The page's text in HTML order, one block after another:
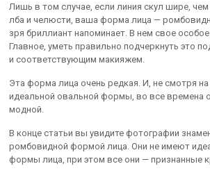
Лишь в том случае, если линия скул шире,
лба и челюсти, ваша форма лица —
зря бриллиант напоминает. В нем свое
Главное, уметь правильно подчеркнуть это
и соответствующим макияжем.
Эта форма лица очень редкая. И, не смотря
идеальной овальной формы, во все времена
модной.
В конце статьи вы увидите фотографии
ромбовидной формой лица. Они не имеют
формы лица, при этом все они — признанные